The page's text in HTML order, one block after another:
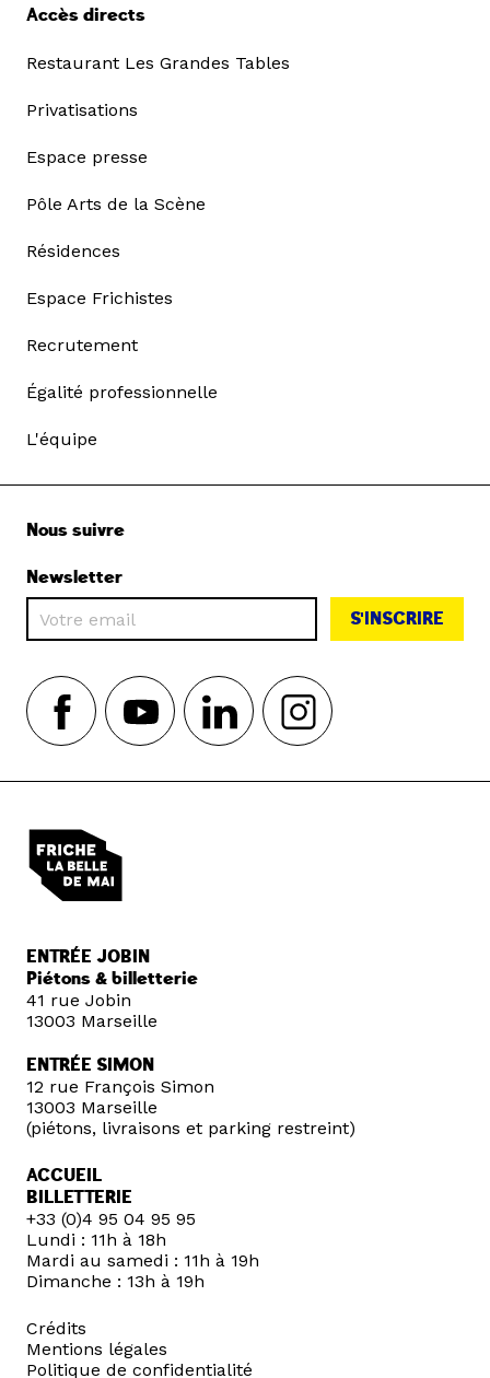
Accès directs
Restaurant Les Grandes Tables
Privatisations
Espace presse
Pôle Arts de la Scène
Résidences
Espace Frichistes
Recrutement
Égalité professionnelle
L'équipe
Nous suivre
Newsletter
S'INSCRIRE
ENTRÉE JOBIN
Piétons & billetterie
41 rue Jobin
13003 Marseille
ENTRÉE SIMON
12 rue François Simon
13003 Marseille
(piétons, livraisons et parking restreint)
ACCUEIL
BILLETTERIE
+33 (0)4 95 04 95 95
Lundi : 11h à 18h
Mardi au samedi : 11h à 19h
Dimanche : 13h à 19h
Crédits
Mentions légales
Politique de confidentialité